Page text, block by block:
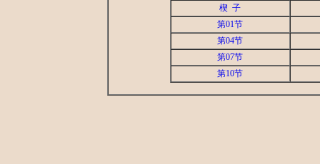
楔 子
第01节
第04节
第07节
第10节